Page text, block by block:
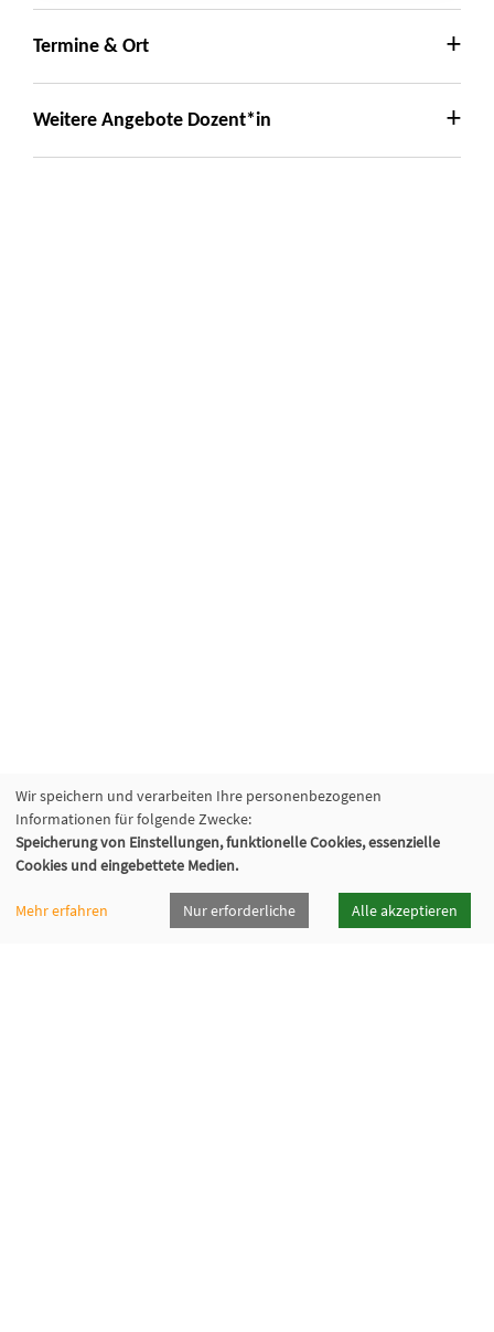
Termine & Ort
Weitere Angebote Dozent*in
Wir speichern und verarbeiten Ihre personenbezogenen
Informationen für folgende Zwecke:
Speicherung von Einstellungen, funktionelle Cookies, essenzielle
Cookies und eingebettete Medien.
Mehr erfahren Nur erforderliche Alle akzeptieren